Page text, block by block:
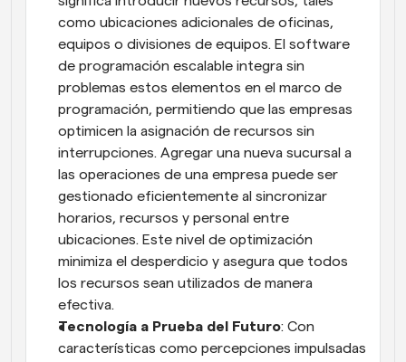
como ubicaciones adicionales de oficinas,
equipos o divisiones de equipos. El software
de programación escalable integra sin
problemas estos elementos en el marco de
programación, permitiendo que las empresas
optimicen la asignación de recursos sin
interrupciones. Agregar una nueva sucursal a
las operaciones de una empresa puede ser
gestionado eficientemente al sincronizar
horarios, recursos y personal entre
ubicaciones. Este nivel de optimización
minimiza el desperdicio y asegura que todos
los recursos sean utilizados de manera
efectiva.
Tecnología a Prueba del Futuro: Con
características como percepciones impulsadas